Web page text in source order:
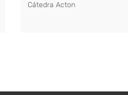
Cátedra Acton